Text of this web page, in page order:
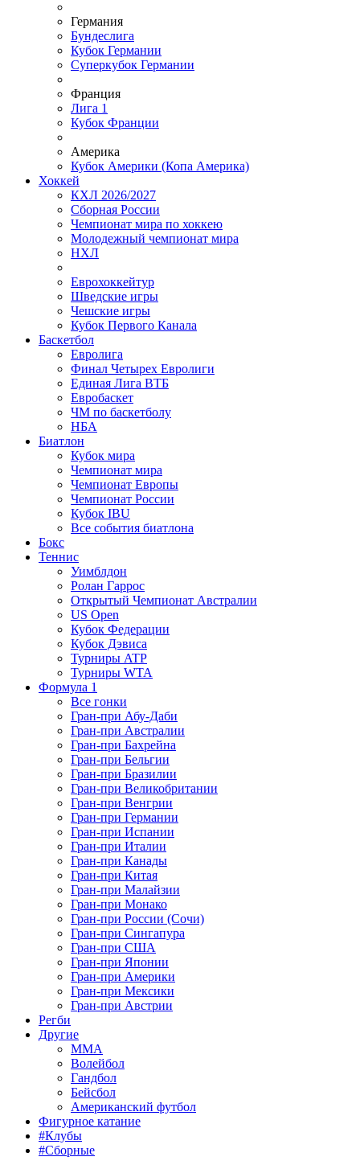
Германия
Бундеслига
Кубок Германии
Суперкубок Германии
Франция
Лига 1
Кубок Франции
Америка
Кубок Америки (Копа Америка)
Хоккей
КХЛ 2026/2027
Сборная России
Чемпионат мира по хоккею
Молодежный чемпионат мира
НХЛ
Еврохоккейтур
Шведские игры
Чешские игры
Кубок Первого Канала
Баскетбол
Евролига
Финал Четырех Евролиги
Единая Лига ВТБ
Евробаскет
ЧМ по баскетболу
НБА
Биатлон
Кубок мира
Чемпионат мира
Чемпионат Европы
Чемпионат России
Кубок IBU
Все события биатлона
Бокс
Теннис
Уимблдон
Ролан Гаррос
Открытый Чемпионат Австралии
US Open
Кубок Федерации
Кубок Дэвиса
Турниры ATP
Турниры WTA
Формула 1
Все гонки
Гран-при Абу-Даби
Гран-при Австралии
Гран-при Бахрейна
Гран-при Бельгии
Гран-при Бразилии
Гран-при Великобритании
Гран-при Венгрии
Гран-при Германии
Гран-при Испании
Гран-при Италии
Гран-при Канады
Гран-при Китая
Гран-при Малайзии
Гран-при Монако
Гран-при России (Сочи)
Гран-при Сингапура
Гран-при США
Гран-при Японии
Гран-при Америки
Гран-при Мексики
Гран-при Австрии
Регби
Другие
MMA
Волейбол
Гандбол
Бейсбол
Американский футбол
Фигурное катание
#Клубы
#Сборные